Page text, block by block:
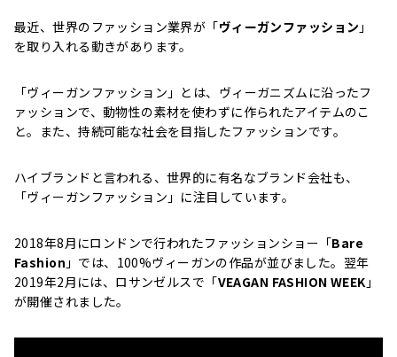
最近、世界のファッション業界が「ヴィーガンファッション 」
を取り入れる動きがあります。
「ヴィーガンファッション」とは、ヴィーガニズムに沿ったフ
ァッションで、動物性の素材を使わずに作られたアイテムのこ
と。また、持続可能な社会を目指したファッションです。
ハイブランドと言われる、世界的に有名なブランド会社も、
「ヴィーガンファッション」に注目しています。
2018年8月にロンドンで行われたファッションショー「Bare
Fashion 」では、100%ヴィーガンの作品が並びました。翌年
2019年2月には、ロサンゼルスで「VEAGAN FASHION WEEK 」
が開催されました。